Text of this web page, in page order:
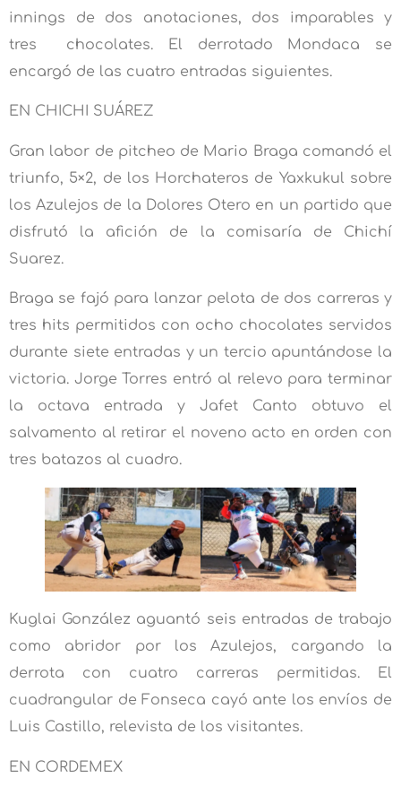
innings de dos anotaciones, dos imparables y
tres chocolates. El derrotado Mondaca se
encargó de las cuatro entradas siguientes.
EN CHICHI SUÁREZ
Gran labor de pitcheo de Mario Braga comandó el
triunfo, 5×2, de los Horchateros de Yaxkukul sobre
los Azulejos de la Dolores Otero en un partido que
disfrutó la afición de la comisaría de Chichí
Suarez.
Braga se fajó para lanzar pelota de dos carreras y
tres hits permitidos con ocho chocolates servidos
durante siete entradas y un tercio apuntándose la
victoria. Jorge Torres entró al relevo para terminar
la octava entrada y Jafet Canto obtuvo el
salvamento al retirar el noveno acto en orden con
tres batazos al cuadro.
Kuglai González aguantó seis entradas de trabajo
como abridor por los Azulejos, cargando la
derrota con cuatro carreras permitidas. El
cuadrangular de Fonseca cayó ante los envíos de
Luis Castillo, relevista de los visitantes.
EN CORDEMEX